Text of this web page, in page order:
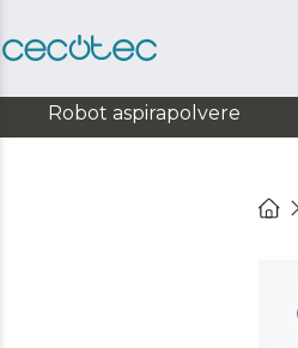
Robot aspirapolvere